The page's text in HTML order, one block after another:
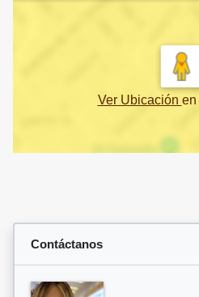
Ver Ubicación en
Contáctanos